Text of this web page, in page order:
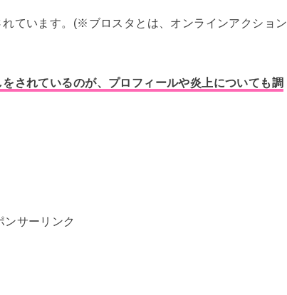
ています。(※ブロスタとは、オンラインアクション
されているのが、プロフィールや炎上についても調
ンサーリンク